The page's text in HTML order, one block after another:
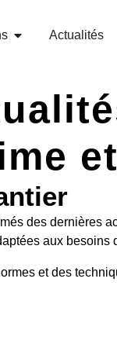
Actualités
des dernières
aux besoins
et des